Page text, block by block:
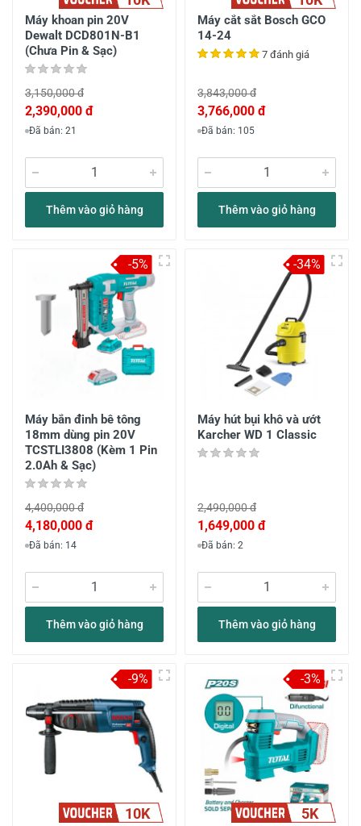
Máy khoan pin 20V
Dewalt DCD801N-B1
(Chưa Pin & Sạc)
3,150,000 đ
2,390,000 đ
Đã bán: 21
Thêm vào giỏ hàng
Máy cắt sắt Bosch GCO
14-24
7 đánh giá
3,843,000 đ
3,766,000 đ
Đã bán: 105
Thêm vào giỏ hàng
Máy bắn đinh bê tông
18mm dùng pin 20V
TCSTLI3808 (Kèm 1 Pin
2.0Ah & Sạc)
4,400,000 đ
4,180,000 đ
Đã bán: 14
Thêm vào giỏ hàng
-5%
Máy hút bụi khô và ướt
Karcher WD 1 Classic
2,490,000 đ
1,649,000 đ
Đã bán: 2
Thêm vào giỏ hàng
-34%
10K
-9%
5K
-3%